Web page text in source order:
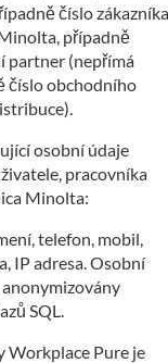
číslo zákazníka
případně
partner (nepřímá
číslo obchodního
osobní údaje
pracovníka
Minolta:
telefon, mobil,
IP adresa.Osobní
SQL.
Workplace Pure je